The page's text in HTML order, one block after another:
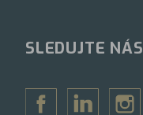
SLEDUJTE NÁS